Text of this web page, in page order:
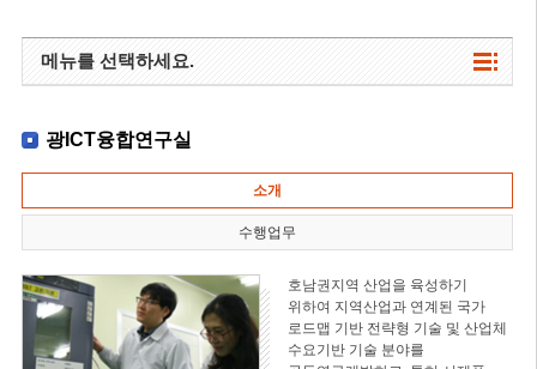
메뉴를 선택하세요.
광ICT융합연구실
소개
수행업무
호남권지역 산업을 육성하기
위하여 지역산업과 연계된 국가
로드맵 기반 전략형 기술 및 산업체
수요기반 기술 분야를